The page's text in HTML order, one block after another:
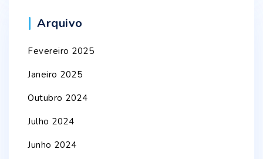
Arquivo
Fevereiro 2025
Janeiro 2025
Outubro 2024
Julho 2024
Junho 2024